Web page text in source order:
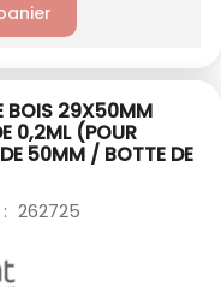
BOIS 29X50MM
0,2ML (POUR
50MM / BOTTE DE
262725